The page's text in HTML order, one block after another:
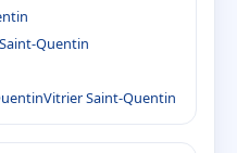
Quentin
Vitrier Saint-Quentin